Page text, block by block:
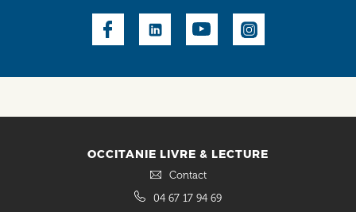
OCCITANIE LIVRE & LECTURE
Contact
04 67 17 94 69